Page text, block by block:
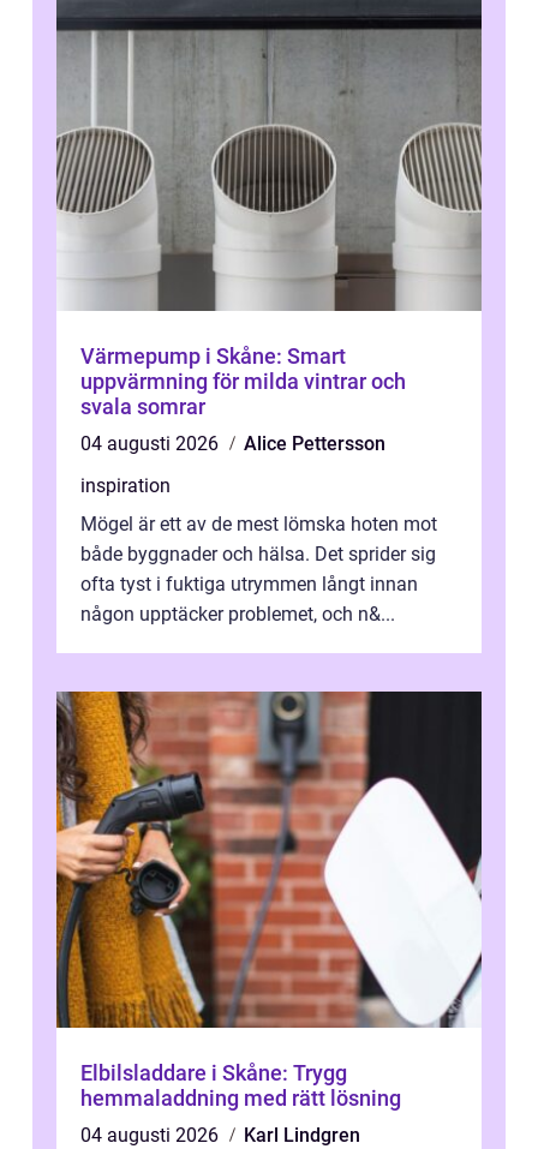
Värmepump i Skåne: Smart
uppvärmning för milda vintrar och
svala somrar
04 augusti 2026
Alice Pettersson
inspiration
Mögel är ett av de mest lömska hoten mot
både byggnader och hälsa. Det sprider sig
ofta tyst i fuktiga utrymmen långt innan
någon upptäcker problemet, och n&...
Elbilsladdare i Skåne: Trygg
hemmaladdning med rätt lösning
04 augusti 2026
Karl Lindgren